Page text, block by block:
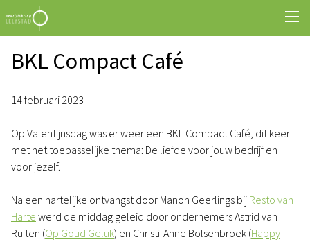
BKL Compact Café
14 februari 2023
Op Valentijnsdag was er weer een BKL Compact Café, dit keer
met het toepasselijke thema: De liefde voor jouw bedrijf en
voor jezelf.
Na een hartelijke ontvangst door Manon Geerlings bij Resto van
Harte werd de middag geleid door ondernemers Astrid van
Ruiten (Op Goud Geluk) en Christi-Anne Bolsenbroek (Happy